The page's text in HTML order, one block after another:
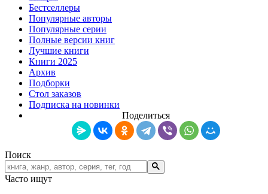
Бестселлеры
Популярные авторы
Популярные серии
Полные версии книг
Лучшие книги
Книги 2025
Архив
Подборки
Стол заказов
Подписка на новинки
Поделиться
Поиск
Часто ищут